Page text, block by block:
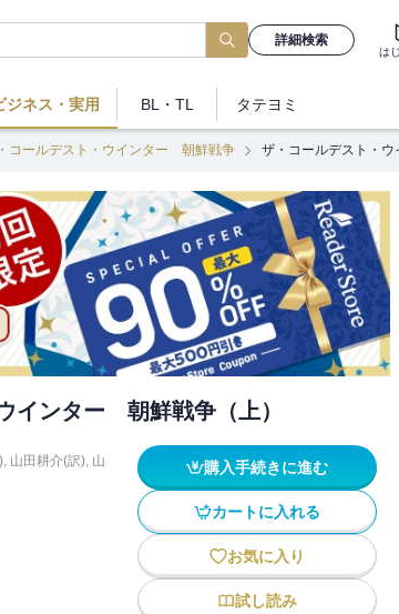
詳細検索
は
ジネス ・実用 BL・TL タテヨミ
コールデスト・ウインター 朝鮮戦争 ザ・コールデスト・
インター 朝鮮戦争（上）
, 山田耕介(訳), 山
購入手続きに進む
カートに入れる
お気に入り
試し読み